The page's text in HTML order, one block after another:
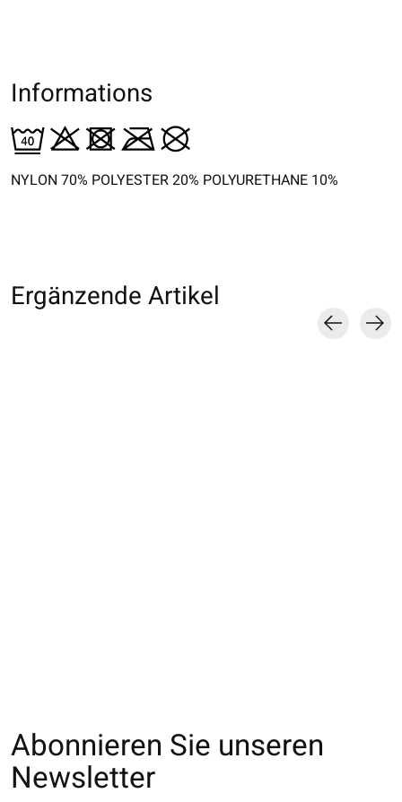
Informations
NYLON 70% POLYESTER 20% POLYURETHANE 10%
Ergänzende Artikel
Abonnieren Sie unseren
Newsletter